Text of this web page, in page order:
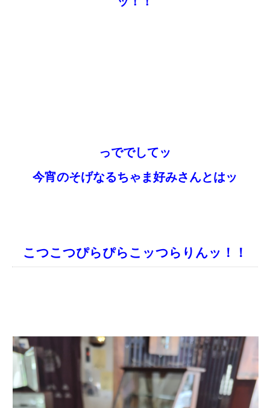
っででしてッ
今宵のそげなるちゃま好みさんとはッ
こつこつぴらぴらこッつらりんッ！！